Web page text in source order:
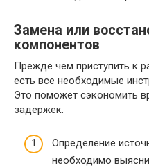
Замена или
компонентов
Прежде чем приступить к
есть все необходимые
Это поможет сэкономить
задержек.
Определение
необходимо